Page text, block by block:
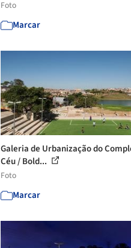
Foto
Marcar
Galeria de Urbanização do
Céu / Bold...
Foto
Marcar